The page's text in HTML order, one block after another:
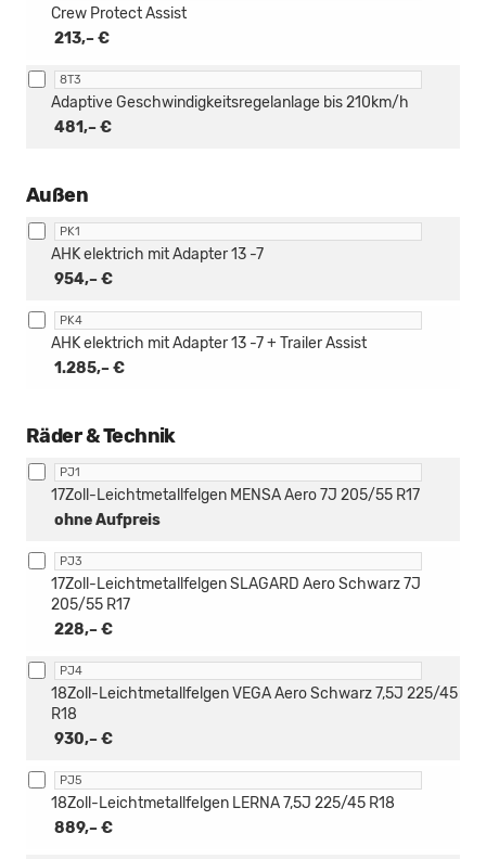
213,– €
Crew Protect Assist
8T3
481,– €
Adaptive Geschwindigkeitsregelanlage bis 210km/h
Außen
PK1
954,– €
AHK elektrich mit Adapter 13 -7
PK4
1.285,– €
AHK elektrich mit Adapter 13 -7 + Trailer Assist
Räder & Technik
PJ1
ohne Aufpreis
17Zoll-Leichtmetallfelgen MENSA Aero 7J 205/55 R17
PJ3
228,– €
17Zoll-Leichtmetallfelgen SLAGARD Aero Schwarz 7J
205/55 R17
PJ4
930,– €
18Zoll-Leichtmetallfelgen VEGA Aero Schwarz 7,5J 225/45
R18
PJ5
889,– €
18Zoll-Leichtmetallfelgen LERNA 7,5J 225/45 R18